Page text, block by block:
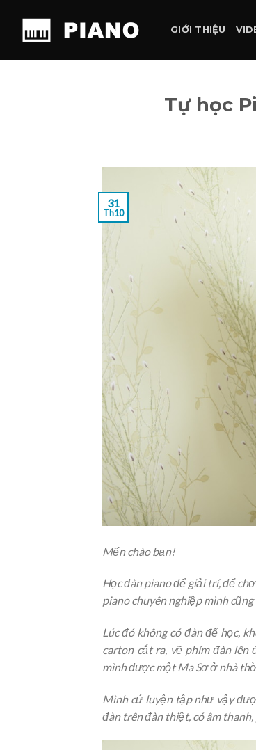
content
GIỚI THIỆU
Tự học
31
Th10
Mến chào bạn!
Học đàn piano để giải trí, để
piano chuyên nghiệp mình
Lúc đó không có đàn để học,
carton cắt ra, vẽ phím đàn
mình được một Ma Sơ ở nhà
Mình cứ luyện tập như vậy
đàn trên đàn thiệt, có âm